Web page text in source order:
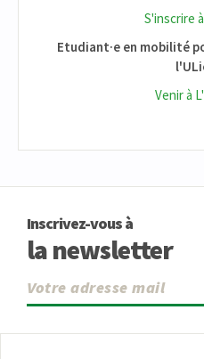
S'inscrire
Etudiant·e en mobilité
Venir à
Inscrivez-vous à
la newsletter